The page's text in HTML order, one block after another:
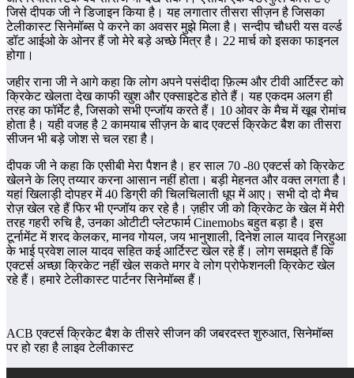
जिसे दीपक जी ने डिजाइन किया है। यह लगातार तीसरा सीज़न है जिसका
टेलीकास्ट सिनेमॉब्स पे करने का अवसर मुझे मिला है। सन्दीप चौधरी यस वर्ल्ड
डॉट आईओ के ओनर हैं जो मेरे बड़े अच्छे मित्र है। 22 मार्च को इसका फाइनल
होगा।
जहीर राना जी ने आगे कहा कि लोग अपने पसंदीदा फ़िल्म और टीवी आर्टिस्ट को
क्रिकेट खेलता देख काफी खुश और एक्साइटेड होते हैं। यह एकदम अलग ही
तरह का फॉर्मेट है, जिसको सभी एन्जॉय करते हैं। 10 ओवर के मैच में खूब रोमांच
होता है। यही वजह है 2 कामयाब सीज़न के बाद एक्टर्स क्रिकेट बैश का तीसरा
सीजन भी बड़े जोश से चल रहा है।
दीपक जी ने कहा कि एसीबी मेरा पैशन है। हर साल 70 -80 एक्टर्स को क्रिकेट
खेलने के लिए तय्यार करना आसान नहीं होता। बड़ी मेहनत और वक्त लगता है।
यहां खिलाड़ी दोपहर में 40 डिग्री की चिलचिलाती धूप में आए। सभी दो दो मैच
रोज़ खेल रहे हैं फिर भी एन्जॉय कर रहे है। ज़हीर जी को क्रिकेट के खेल में मेरी
तरह गहरी रुचि है, उनका ओटीटी प्लेटफार्म Cinemobs बहुत बड़ा है। इस
टूर्नामेंट में शरद केलकर, मानव गोयल, जय भानुशाली, दिनेश लाल यादव निरहुआ
के भाई प्रवेश लाल यादव सहित कई आर्टिस्ट खेल रहे हैं। लोग समझते हैं कि
एक्टर्स अच्छा क्रिकेट नहीं खेल सकते मगर वे लोग प्रोफेशनली क्रिकेट खेल
रहे हैं। हमारे टेलीकास्ट पार्टनर सिनेमॉब्स हैं।
ACB एक्टर्स क्रिकेट बैश के तीसरे सीजन की जबरदस्त शुरुआत, सिनेमॉब्स
पर हो रहा है लाइव टेलीकास्ट